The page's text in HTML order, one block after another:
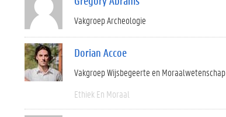
Vakgroep Archeologie
Dorian Accoe
Vakgroep Wijsbegeerte en Moraalwetenschap
Ethiek En Moraal